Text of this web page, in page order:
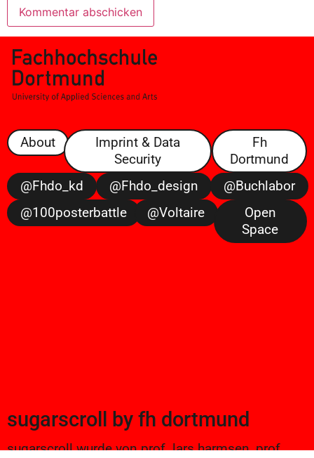
About
Imprint & Data
Security
Fh
Dortmund
@fhdo_kd
@fhdo_design
@buchlabor
@100posterbattle
@voltaire
Open
Space
sugarscroll by fh dortmund
sugarscroll wurde von prof. lars harmsen, prof.